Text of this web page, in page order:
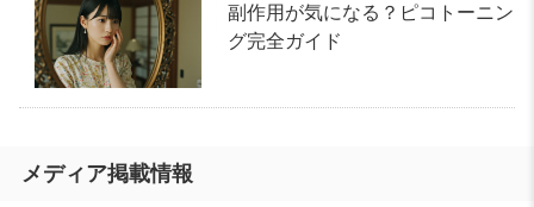
副作用が気になる？ピコトーニン
グ完全ガイド
メディア掲載情報